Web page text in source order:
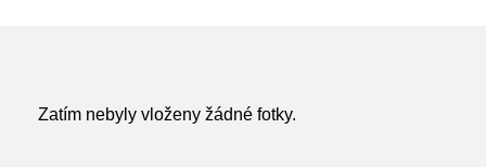
GeoKecy
Zatím nebyly vloženy žádné fotky.